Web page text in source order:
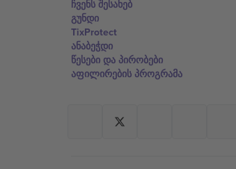
ჩვენს შესახებ
გუნდი
TixProtect
ანაბეჭდი
წესები და პირობები
აფილირების პროგრამა